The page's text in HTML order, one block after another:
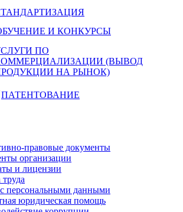
И КОНКУРСЫ
ПО
(ВЫВОД
НА РЫНОК)
ПАТЕНТОВАНИЕ
правовые документы
организации
и лицензии
с персональными данными
юридическая помощь